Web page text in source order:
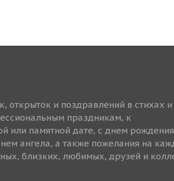
открыток и поздравлений в стихах и
праздникам, к
или памятной дате, с днем
ангела, а также пожелания на
близких, любимых, друзей и